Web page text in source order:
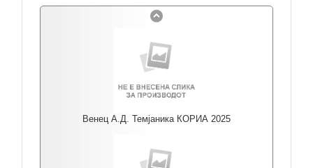
Венец А.Д. Темјаника КОРИА 2025